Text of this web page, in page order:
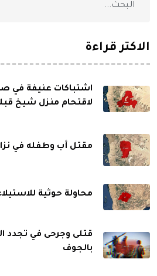
الاكثر قراءة
اشتباكات عنيفة في
لاقتحام منزل شيخ
مقتل أب وطفله في
محاولة حوثية
قتلى وجرحى في تجدد
بالجوف